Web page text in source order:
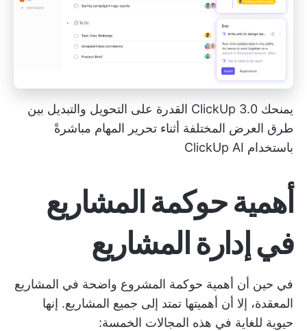
يمنحك ClickUp 3.0 القدرة على التحويل والتبديل بين
طرق العرض المختلفة أثناء تحرير المهام مباشرةً
باستخدام ClickUp AI
أهمية حوكمة المشاريع
في إدارة المشاريع
في حين أن أهمية حوكمة المشروع واضحة في المشاريع
المعقدة، إلا أن أهميتها تمتد إلى جميع المشاريع. إنها
حيوية للغاية في هذه المجالات الخمسة: